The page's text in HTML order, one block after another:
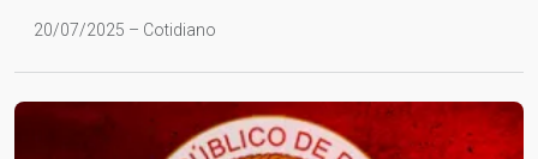
20/07/2025 – Cotidiano